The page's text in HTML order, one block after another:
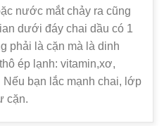
nước mắt chảy ra cũng
dưới đáy chai dầu có 1
phải là cặn mà là dinh
ép lạnh: vitamin,xơ,
bạn lắc mạnh chai, lớp
cặn.